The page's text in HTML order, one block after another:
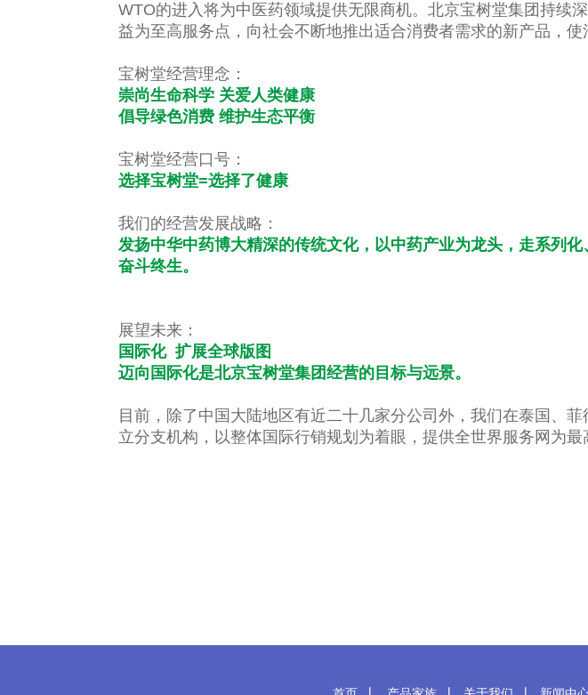
WTO的进入将为中医药领域提供无限商机。北京宝树堂集团持续
益为至高服务点，向社会不断地推出适合消费者需求的新产品，使
宝树堂经营理念：
崇尚生命科学 关爱人类健康
倡导绿色消费 维护生态平衡
宝树堂经营口号：
选择宝树堂=选择了健康
我们的经营发展战略：
发扬中华中药博大精深的传统文化，以中药产业为龙头，走系列
奋斗终生。
展望未来：
国际化 扩展全球版图
迈向国际化是北京宝树堂集团经营的目标与远景。
目前，除了中国大陆地区有近二十几家分公司外，我们在泰国、
立分支机构，以整体国际行销规划为着眼，提供全世界服务网为最